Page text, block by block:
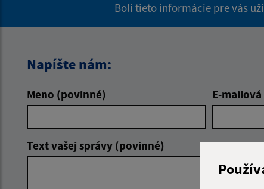
Boli tieto informácie pre vás
Napíšte nám:
Meno (povinné) E-
Text vašej správy (povinné)